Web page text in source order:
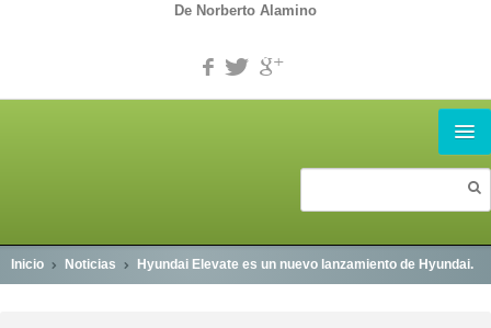
De Norberto Alamino
Inicio Noticias Hyundai Elevate es un nuevo lanzamiento de Hyundai.